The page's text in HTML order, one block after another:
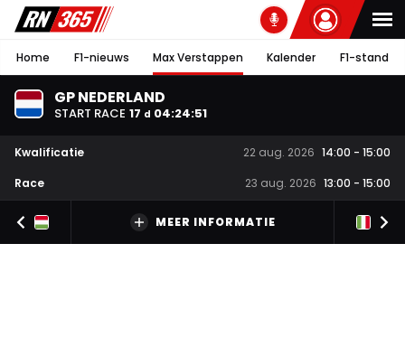
Home F1-nieuws Max Verstappen Kalender F1-stand
GP NEDERLAND
START RACE 17 d 04:24:50
Kwalificatie 22 aug. 2026 14:00 - 15:00
Race
23 aug. 2026 13:00 - 15:00
MEER INFORMATIE